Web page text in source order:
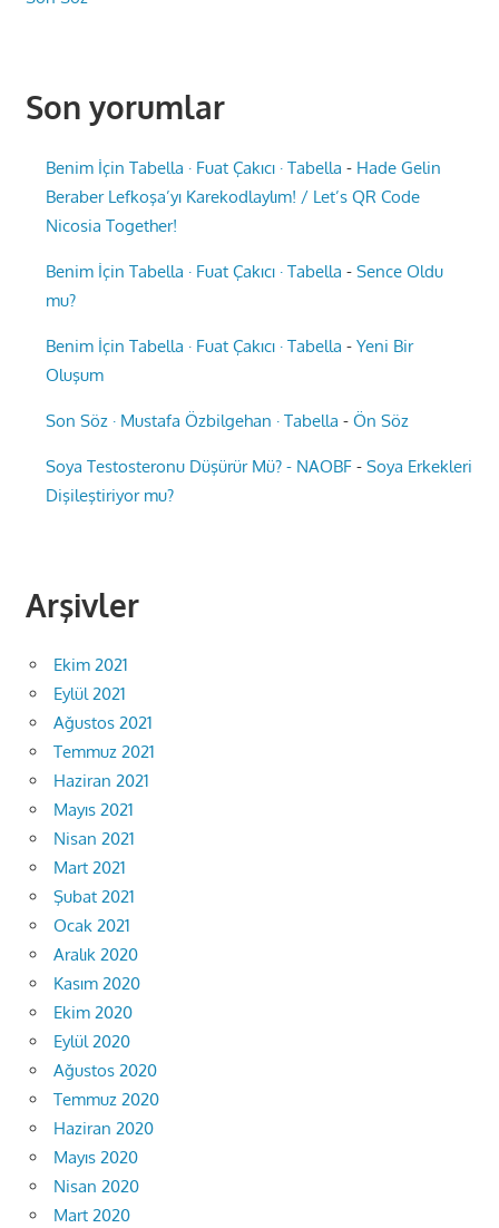
Son yorumlar
Benim İçin Tabella · Fuat Çakıcı · Tabella - Hade Gelin
Beraber Lefkoşa’yı Karekodlaylım! / Let’s QR Code
Nicosia Together!
Benim İçin Tabella · Fuat Çakıcı · Tabella -Sence Oldu
mu?
Benim İçin Tabella · Fuat Çakıcı · Tabella -Yeni Bir
Oluşum
Son Söz · Mustafa Özbilgehan · Tabella -Ön Söz
Soya Testosteronu Düşürür Mü? - NAOBF -Soya Erkekleri
Dişileştiriyor mu?
Arşivler
Ekim 2021
Eylül 2021
Ağustos 2021
Temmuz 2021
Haziran 2021
Mayıs 2021
Nisan 2021
Mart 2021
Şubat 2021
Ocak 2021
Aralık 2020
Kasım 2020
Ekim 2020
Eylül 2020
Ağustos 2020
Temmuz 2020
Haziran 2020
Mayıs 2020
Nisan 2020
Mart 2020